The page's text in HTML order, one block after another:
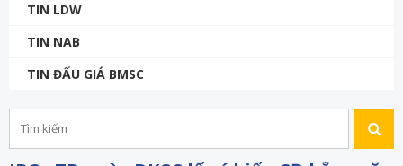
TIN LDW
TIN NAB
TIN ĐẤU GIÁ BMSC